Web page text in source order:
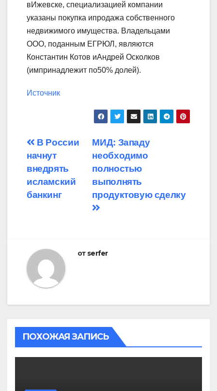
вИжевске, специализацией компании
указаны покупка ипродажа собственного
недвижимого имущества. Владельцами
ООО, поданным ЕГРЮЛ, являются
Константин Котов иАндрей Осколков
(импринадлежит по50% долей).
Источник
Навигация
по
записям
МИД: Западу
необходимо
полностью
выполнять
продуктовую сделку
В России
начнут
внедрять
исламский
банкинг
от serfer
ПОХОЖАЯ ЗАПИСЬ